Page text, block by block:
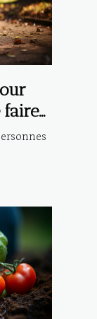
faire